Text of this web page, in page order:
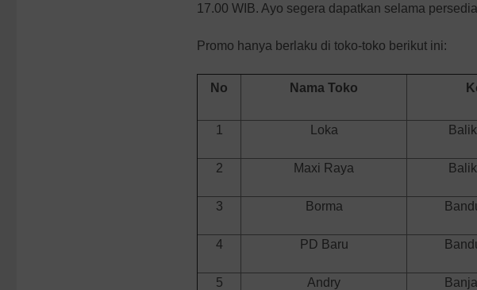
17.00 WIB. Ayo segera dapatkan selama
Promo hanya berlaku di toko-toko berikut ini:
No Nama Toko
1 Loka
2 Maxi Raya
3 Borma
4 PD Baru
5 Andry